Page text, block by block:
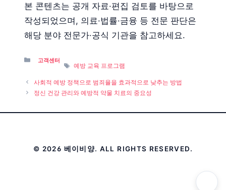
본 콘텐츠는 공개 자료·편집 검토를 바탕으로
작성되었으며, 의료·법률·금융 등 전문 판단은
해당 분야 전문가·공식 기관을 참고하세요.
Categories
고객센터
Tags
예방 교육 프로그램
사회적 예방 정책으로 범죄율을 효과적으로 낮추는 방법
정신 건강 관리와 예방적 약물 치료의 중요성
© 2026 베이비양. ALL RIGHTS RESERVED.